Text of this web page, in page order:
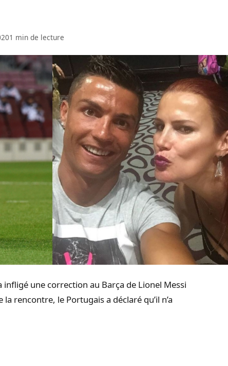
1 min de lecture
infligé une correction au Barça de Lionel Messi
rencontre, le Portugais a déclaré qu’il n’a